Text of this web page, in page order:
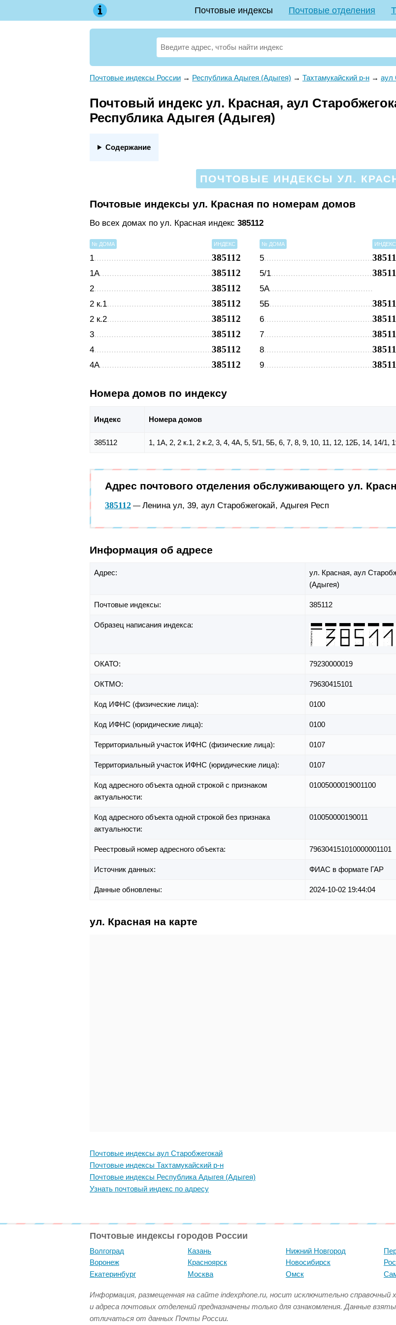
Почтовые индексы Почтовые отделения
Почтовые индексы России → Республика Адыгея (Адыгея) → Тахтамукайский р-н → аул
Почтовый индекс ул. Красная, аул
Республика Адыгея (Адыгея)
Содержание
ПОЧТОВЫЕ ИНДЕКСЫ УЛ.
Почтовые индексы ул. Красная по номерам домов
Во всех домах по ул. Красная индекс 385112
№ ДОМА ИНДЕКС
1 385112
1А 385112
2 385112
2 к.1 385112
2 к.2 385112
3 385112
4 385112
4А 385112
№ ДОМА ИНДЕКС
5
5/1
5А
5Б
6
7
8
9
Номера домов по индексу
Индекс Номера домов
385112 1, 1А, 2, 2 к.1, 2 к.2, 3, 4, 4А, 5, 5/1, 5Б, 6, 7, 8, 9, 10, 11, 12, 12Б, 14, 14/1,
Адрес почтового отделения обслуживающего ул.
385112 — Ленина ул, 39, аул Старобжегокай, Адыгея Респ
Информация об адресе
Адрес: ул. Красная, аул
(Адыгея)
Почтовые индексы: 385112
Образец написания индекса:
ОКАТО: 79230000019
ОКТМО: 79630415101
Код ИФНС (физические лица): 0100
Код ИФНС (юридические лица): 0100
Территориальный участок ИФНС (физические лица): 0107
Территориальный участок ИФНС (юридические лица): 0107
Код адресного объекта одной строкой с признаком
актуальности:
01005000019001100
Код адресного объекта одной строкой без признака
актуальности:
010050000190011
Реестровый номер адресного объекта: 796304151010000001101
Источник данных: ФИАС в формате ГАР
Данные обновлены: 2024-10-02 19:44:04
ул. Красная на карте
Почтовые индексы аул Старобжегокай
Почтовые индексы Тахтамукайский р-н
Почтовые индексы Республика Адыгея (Адыгея)
Узнать почтовый индекс по адресу
Почтовые индексы городов России
Волгоград
Воронеж
Екатеринбург
Казань
Красноярск
Москва
Нижний Новгород
Новосибирск
Омск
Информация, размещенная на сайте indexphone.ru, носит исключительно
и адреса почтовых отделений предназначены только для ознакомления. Данные
отличаться от данных Почты России.